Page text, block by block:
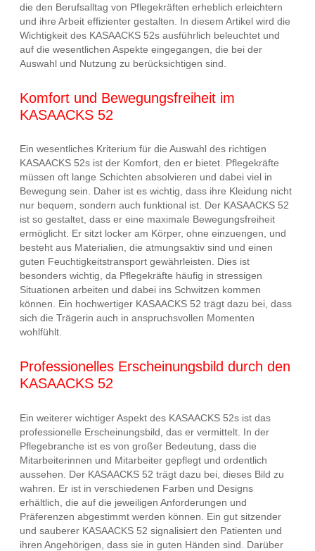
die den Berufsalltag von Pflegekräften erheblich erleichtern
und ihre Arbeit effizienter gestalten. In diesem Artikel wird die
Wichtigkeit des KASAACKS 52s ausführlich beleuchtet und
auf die wesentlichen Aspekte eingegangen, die bei der
Auswahl und Nutzung zu berücksichtigen sind.
Komfort und Bewegungsfreiheit im
KASAACKS 52
Ein wesentliches Kriterium für die Auswahl des richtigen
KASAACKS 52s ist der Komfort, den er bietet. Pflegekräfte
müssen oft lange Schichten absolvieren und dabei viel in
Bewegung sein. Daher ist es wichtig, dass ihre Kleidung nicht
nur bequem, sondern auch funktional ist. Der KASAACKS 52
ist so gestaltet, dass er eine maximale Bewegungsfreiheit
ermöglicht. Er sitzt locker am Körper, ohne einzuengen, und
besteht aus Materialien, die atmungsaktiv sind und einen
guten Feuchtigkeitstransport gewährleisten. Dies ist
besonders wichtig, da Pflegekräfte häufig in stressigen
Situationen arbeiten und dabei ins Schwitzen kommen
können. Ein hochwertiger KASAACKS 52 trägt dazu bei, dass
sich die Trägerin auch in anspruchsvollen Momenten
wohlfühlt.
Professionelles Erscheinungsbild durch den
KASAACKS 52
Ein weiterer wichtiger Aspekt des KASAACKS 52s ist das
professionelle Erscheinungsbild, das er vermittelt. In der
Pflegebranche ist es von großer Bedeutung, dass die
Mitarbeiterinnen und Mitarbeiter gepflegt und ordentlich
aussehen. Der KASAACKS 52 trägt dazu bei, dieses Bild zu
wahren. Er ist in verschiedenen Farben und Designs
erhältlich, die auf die jeweiligen Anforderungen und
Präferenzen abgestimmt werden können. Ein gut sitzender
und sauberer KASAACKS 52 signalisiert den Patienten und
ihren Angehörigen, dass sie in guten Händen sind. Darüber